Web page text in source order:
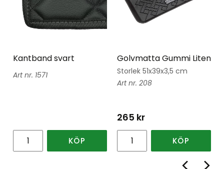
Kantband svart
1571
KÖP
Golvmatta Gummi Liten
Storlek 51x39x3,5 cm
208
265 kr
KÖP